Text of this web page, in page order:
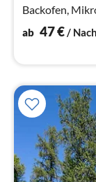
Backofen,
ab 47€/